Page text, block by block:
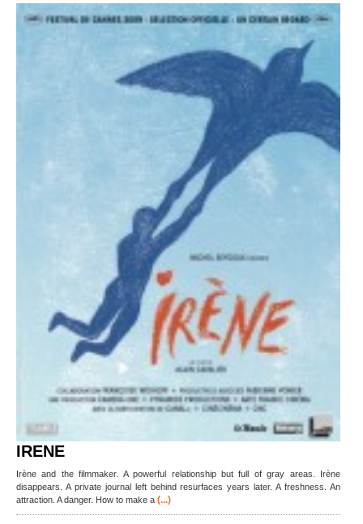
IRENE
Irène and the filmmaker. A powerful relationship but full of gray areas. Irène
disappears. A private journal left behind resurfaces years later. A freshness. An
attraction. A danger. How to make a (...)